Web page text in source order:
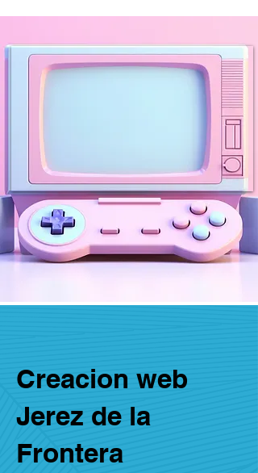
Creacion web
Jerez de la
Frontera